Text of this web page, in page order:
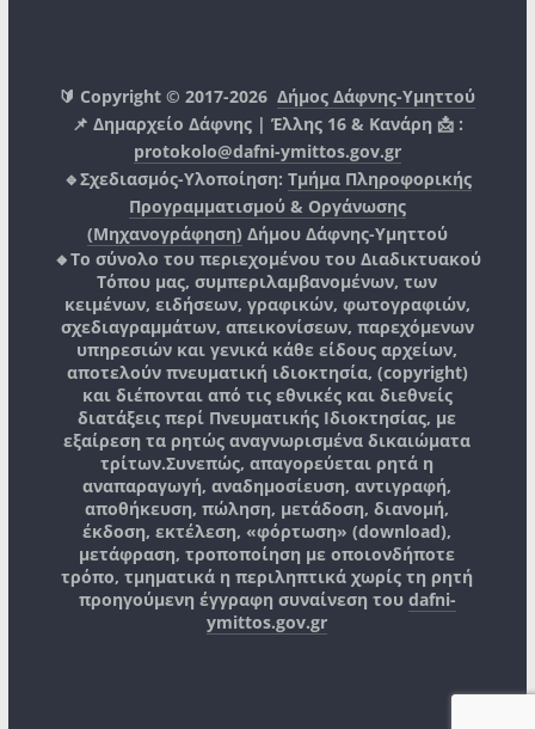
🔰 Copyright © 2017-2026Δήμος Δάφνης-Υμηττού
📌 Δημαρχείο Δάφνης | Έλλης 16 & Κανάρη 📩 :
protokolo@dafni-ymittos.gov.gr
🔹Σχεδιασμός-Υλοποίηση: Τμήμα Πληροφορικής
Προγραμματισμού & Οργάνωσης
(Μηχανογράφηση) Δήμου Δάφνης-Υμηττού
🔸Το σύνολο του περιεχομένου του Διαδικτυακού
Τόπου μας, συμπεριλαμβανομένων, των
κειμένων, ειδήσεων, γραφικών, φωτογραφιών,
σχεδιαγραμμάτων, απεικονίσεων, παρεχόμενων
υπηρεσιών και γενικά κάθε είδους αρχείων,
αποτελούν πνευματική ιδιοκτησία, (copyright)
και διέπονται από τις εθνικές και διεθνείς
διατάξεις περί Πνευματικής Ιδιοκτησίας, με
εξαίρεση τα ρητώς αναγνωρισμένα δικαιώματα
τρίτων.Συνεπώς, απαγορεύεται ρητά η
αναπαραγωγή, αναδημοσίευση, αντιγραφή,
αποθήκευση, πώληση, μετάδοση, διανομή,
έκδοση, εκτέλεση, «φόρτωση» (download),
μετάφραση, τροποποίηση με οποιονδήποτε
τρόπο, τμηματικά η περιληπτικά χωρίς τη ρητή
προηγούμενη έγγραφη συναίνεση του dafni-
ymittos.gov.gr